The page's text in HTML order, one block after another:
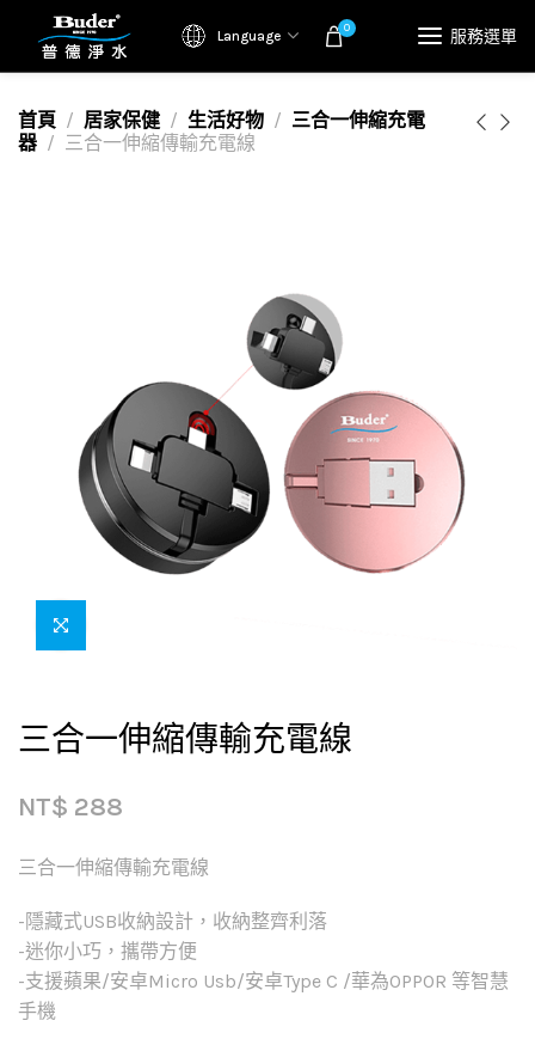
Language 0 服務選單
首頁 居家保健 生活好物
三合一伸縮充電
器
三合一伸縮傳輸充電線
三合一伸縮傳輸充電線
NT$ 288
三合一伸縮傳輸充電線
-隱藏式USB收納設計，收納整齊利落
-迷你小巧，攜帶方便
-支援蘋果/安卓Micro Usb/安卓Type C /華為OPPOR 等智慧
手機